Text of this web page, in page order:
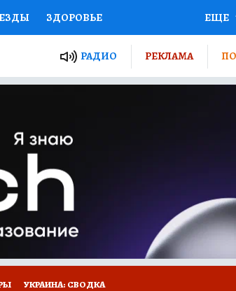
ЗДОРОВЬЕ
РОССИИ
СЕКРЕТЫ ПУТЕВОДИТЕЛЬ
У НАС
ЕЩЕ
РАДИО РЕКЛАМА
УКРАИНА: СВОДКА